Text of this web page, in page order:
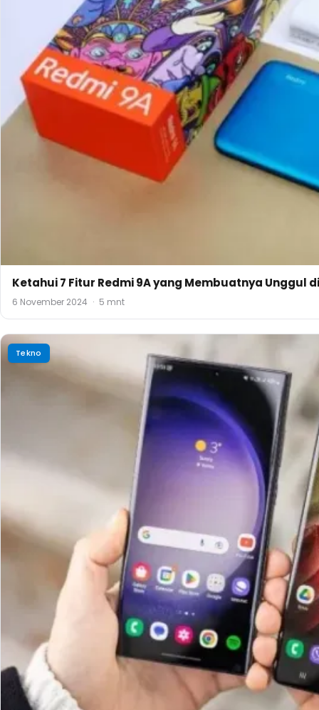
Ketahui 7 Fitur Redmi 9A yang Membuatnya Unggul
6 November 2024 · 5 mnt
Tekno